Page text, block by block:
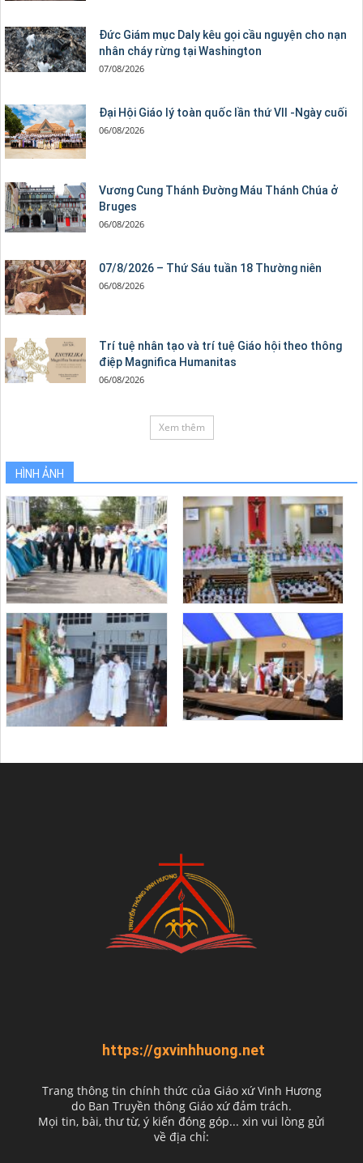
Đức Giám mục Daly kêu gọi cầu nguyện cho nạn
nhân cháy rừng tại Washington
07/08/2026
Đại Hội Giáo lý toàn quốc lần thứ VII -Ngày cuối
06/08/2026
Vương Cung Thánh Ðường Máu Thánh Chúa ở
Bruges
06/08/2026
07/8/2026 – Thứ Sáu tuần 18 Thường niên
06/08/2026
Trí tuệ nhân tạo và trí tuệ Giáo hội theo thông
điệp Magnifica Humanitas
06/08/2026
Xem thêm
HÌNH ẢNH
https://gxvinhhuong.net
Trang thông tin chính thức của Giáo xứ Vinh Hương
do Ban Truyền thông Giáo xứ đảm trách.
Mọi tin, bài, thư từ, ý kiến đóng góp... xin vui lòng gửi
về địa chỉ: